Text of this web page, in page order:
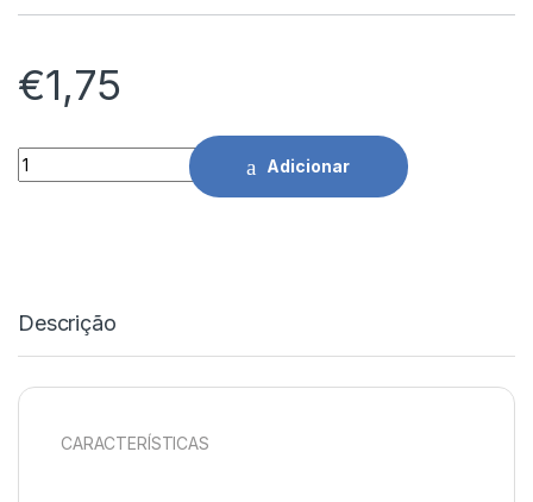
€1,75
Tinteiro Comp. Canon PGI525 BK quantidade
Adicionar
Descrição
CARACTERÍSTICAS